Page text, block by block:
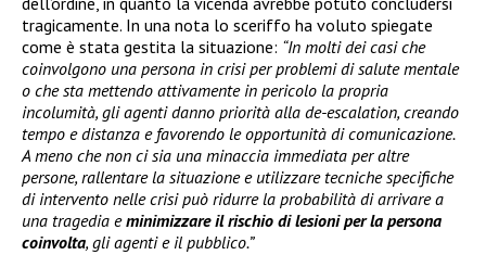
tragicamente. In una nota lo sceriffo ha voluto spiegate
come è stata gestita la situazione: “In molti dei casi che
coinvolgono una persona in crisi per problemi di salute mentale
o che sta mettendo attivamente in pericolo la propria
incolumità, gli agenti danno priorità alla de-escalation, creando
tempo e distanza e favorendo le opportunità di comunicazione.
A meno che non ci sia una minaccia immediata per altre
persone, rallentare la situazione e utilizzare tecniche specifiche
di intervento nelle crisi può ridurre la probabilità di arrivare a
una tragedia eminimizzare il rischio di lesioni per la persona
coinvolta, gli agenti e il pubblico.”